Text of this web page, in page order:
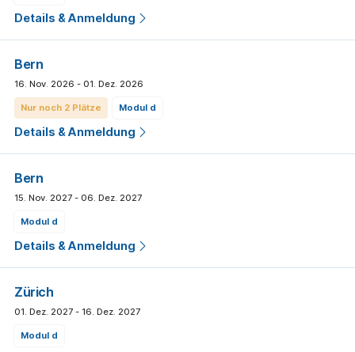
Details & Anmeldung
Bern
16. Nov. 2026 - 01. Dez. 2026
Nur noch 2 Plätze modul d
Details & Anmeldung
Bern
15. Nov. 2027 - 06. Dez. 2027
modul d
Details & Anmeldung
Zürich
01. Dez. 2027 - 16. Dez. 2027
modul d